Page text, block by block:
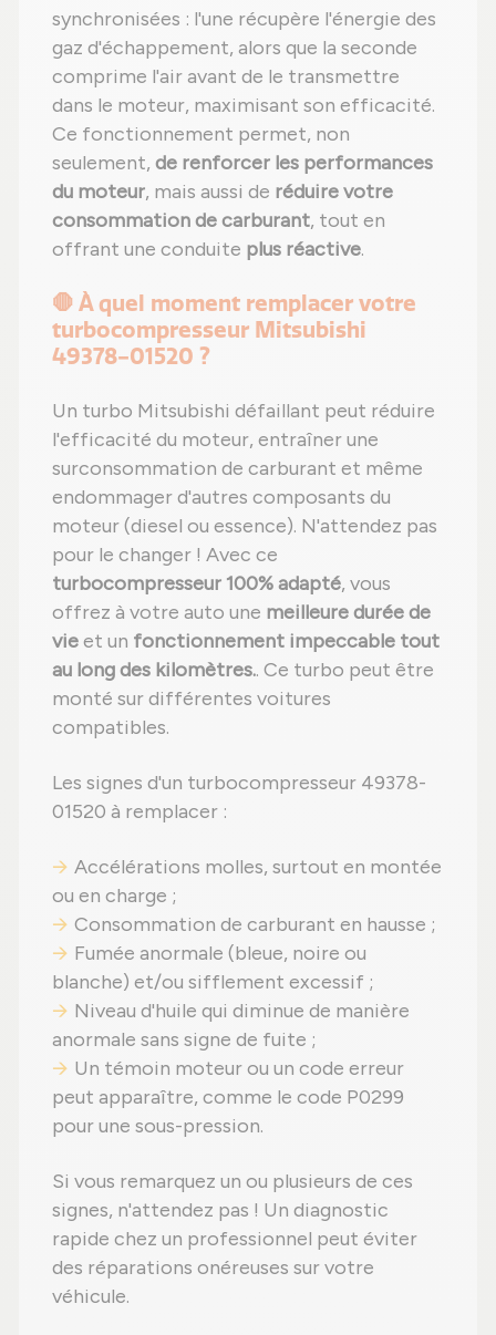
synchronisées : l'une récupère l'énergie des
gaz d'échappement, alors que la seconde
comprime l'air avant de le transmettre
dans le moteur, maximisant son efficacité.
Ce fonctionnement permet, non
seulement, de renforcer les performances
du moteur, mais aussi de réduire votre
consommation de carburant, tout en
offrant une conduite plus réactive.
🛑 À quel moment remplacer votre
turbocompresseur Mitsubishi
49378-01520 ?
Un turbo Mitsubishi défaillant peut réduire
l'efficacité du moteur, entraîner une
surconsommation de carburant et même
endommager d'autres composants du
moteur (diesel ou essence). N'attendez pas
pour le changer ! Avec ce
turbocompresseur 100% adapté, vous
offrez à votre auto une meilleure durée de
vieet un fonctionnement impeccable tout
au long des kilomètres.. Ce turbo peut être
monté sur différentes voitures
compatibles.
Les signes d'un turbocompresseur 49378-
01520 à remplacer :
Accélérations molles, surtout en montée
ou en charge ;
Consommation de carburant en hausse ;
Fumée anormale (bleue, noire ou
blanche) et/ou sifflement excessif ;
Niveau d'huile qui diminue de manière
anormale sans signe de fuite ;
Un témoin moteur ou un code erreur
peut apparaître, comme le code P0299
pour une sous-pression.
Si vous remarquez un ou plusieurs de ces
signes, n'attendez pas ! Un diagnostic
rapide chez un professionnel peut éviter
des réparations onéreuses sur votre
véhicule.